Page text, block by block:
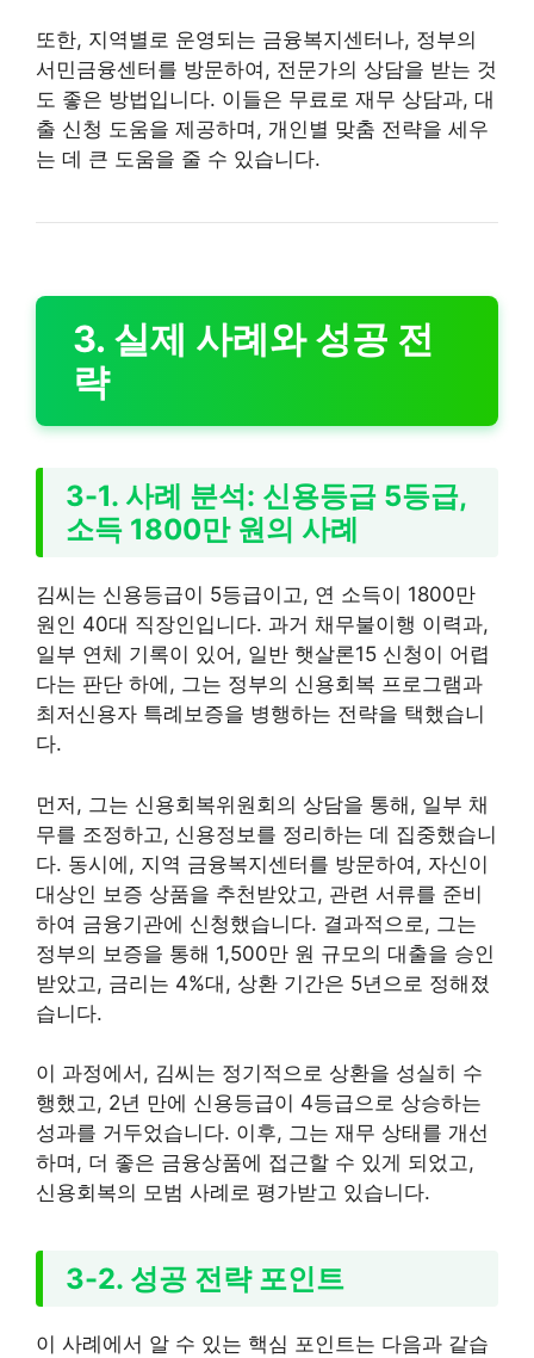
또한, 지역별로 운영되는 금융복지센터나, 정부의
서민금융센터를 방문하여, 전문가의 상담을 받는 것
도 좋은 방법입니다. 이들은 무료로 재무 상담과, 대
출 신청 도움을 제공하며, 개인별 맞춤 전략을 세우
는 데 큰 도움을 줄 수 있습니다.
3. 실제 사례와 성공 전
략
3-1. 사례 분석: 신용등급 5등급,
소득 1800만 원의 사례
김씨는 신용등급이 5등급이고, 연 소득이 1800만
원인 40대 직장인입니다. 과거 채무불이행 이력과,
일부 연체 기록이 있어, 일반 햇살론15 신청이 어렵
다는 판단 하에, 그는 정부의 신용회복 프로그램과
최저신용자 특례보증을 병행하는 전략을 택했습니
다.
먼저, 그는 신용회복위원회의 상담을 통해, 일부 채
무를 조정하고, 신용정보를 정리하는 데 집중했습니
다. 동시에, 지역 금융복지센터를 방문하여, 자신이
대상인 보증 상품을 추천받았고, 관련 서류를 준비
하여 금융기관에 신청했습니다. 결과적으로, 그는
정부의 보증을 통해 1,500만 원 규모의 대출을 승인
받았고, 금리는 4%대, 상환 기간은 5년으로 정해졌
습니다.
이 과정에서, 김씨는 정기적으로 상환을 성실히 수
행했고, 2년 만에 신용등급이 4등급으로 상승하는
성과를 거두었습니다. 이후, 그는 재무 상태를 개선
하며, 더 좋은 금융상품에 접근할 수 있게 되었고,
신용회복의 모범 사례로 평가받고 있습니다.
3-2. 성공 전략 포인트
이 사례에서 알 수 있는 핵심 포인트는 다음과 같습